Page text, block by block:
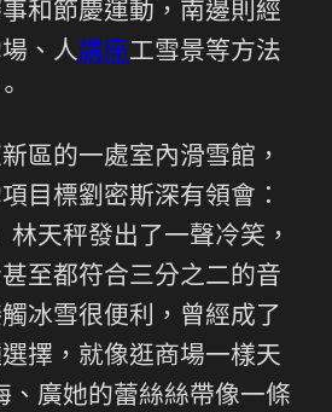
和節慶運動，南邊則經
、人講座工雪景等方法
區的一處室內滑雪館，
目標劉密斯深有領會：
林天秤發出了一聲冷笑，
至都符合三分之二的音
冰雪很便利，曾經成了
擇，就像逛商場一樣天
、廣她的蕾絲絲帶像一條